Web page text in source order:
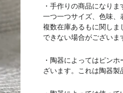
・手作りの商品になり
一つ一つサイズ、色味
複数在庫あるもに関し
できない場合がございま
・陶器によってはピン
ざいます。これは陶器製